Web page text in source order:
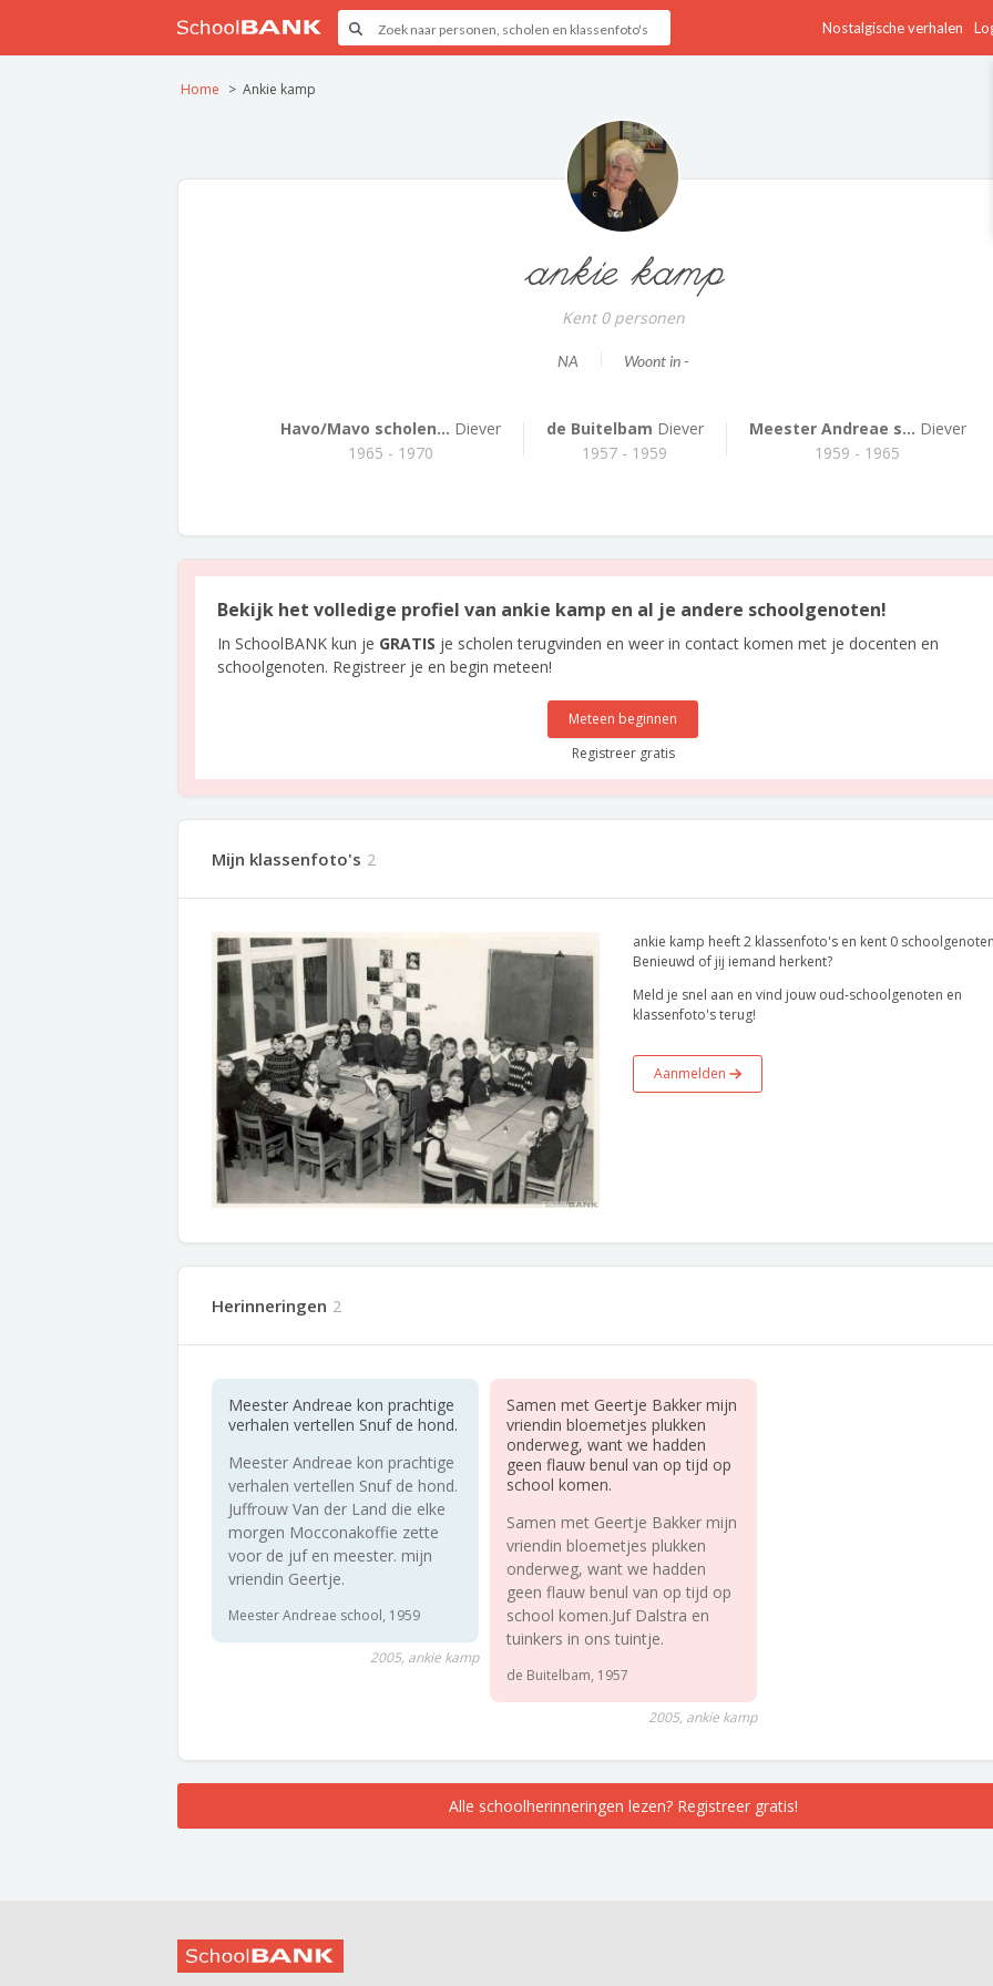
Nostalgische verhalen
Home Ankie kamp
ankie kamp
Kent 0 personen
NA Woont in -
Havo/Mavo scholen... Diever
1965 - 1970
de Buitelbam Diever
1957 - 1959
Meester Andreae s... Diever
1959 - 1965
Bekijk het volledige profiel van ankie kamp en al je andere schoolgenoten!
In SchoolBANK kun je GRATIS je scholen terugvinden en weer in contact komen met je docenten en
schoolgenoten. Registreer je en begin meteen!
Meteen beginnen
Registreer gratis
Mijn klassenfoto's 2
ankie kamp heeft 2 klassenfoto's en kent 0
Benieuwd of jij iemand herkent?
Meld je snel aan en vind jouw oud-schoolgenoten en
klassenfoto's terug!
Aanmelden
Herinneringen 2
Meester Andreae kon prachtige
verhalen vertellen Snuf de hond.
Meester Andreae kon prachtige
verhalen vertellen Snuf de hond.
Juffrouw Van der Land die elke
morgen Mocconakoffie zette
voor de juf en meester. mijn
vriendin Geertje.
Meester Andreae school, 1959
2005, ankie kamp
Samen met Geertje Bakker mijn
vriendin bloemetjes plukken
onderweg, want we hadden
geen flauw benul van op tijd op
school komen.
Samen met Geertje Bakker mijn
vriendin bloemetjes plukken
onderweg, want we hadden
geen flauw benul van op tijd op
school komen.Juf Dalstra en
tuinkers in ons tuintje.
de Buitelbam, 1957
2005, ankie kamp
Alle schoolherinneringen lezen? Registreer gratis!